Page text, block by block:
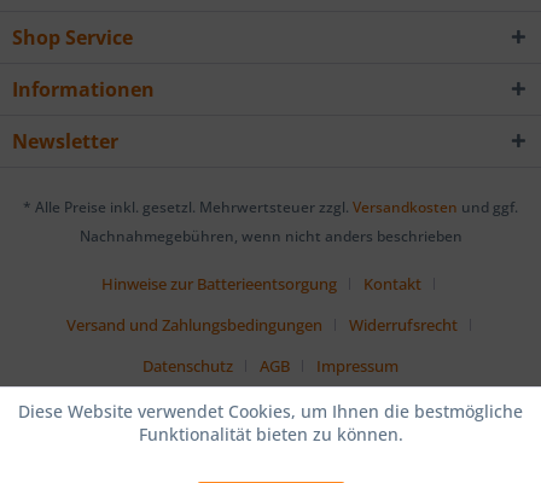
Shop Service
Informationen
Newsletter
* Alle Preise inkl. gesetzl. Mehrwertsteuer zzgl. Versandkosten und ggf.
Nachnahmegebühren, wenn nicht anders beschrieben
Hinweise zur Batterieentsorgung
Kontakt
Versand und Zahlungsbedingungen
Widerrufsrecht
Datenschutz
AGB Impressum
Diese Website verwendet Cookies, um Ihnen die bestmögliche
Funktionalität bieten zu können.